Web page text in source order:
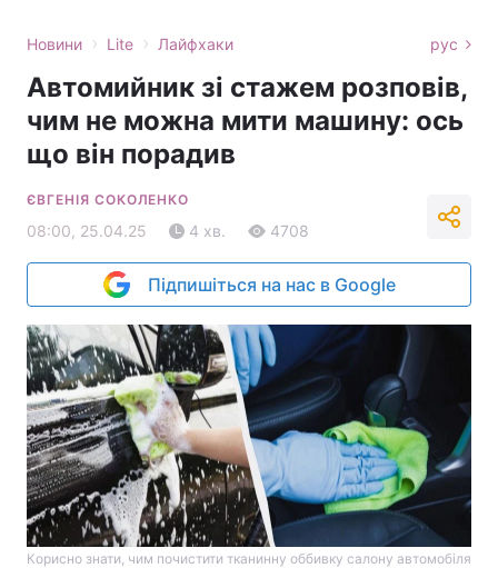
Новини › Lite › Лайфхаки рус
Автомийник зі стажем розповів,
чим не можна мити машину: ось
що він порадив
ЄВГЕНІЯ СОКОЛЕНКО
08:00, 25.04.25 4 хв. 4708
Підпишіться на нас в Google
Корисно знати, чим почистити тканинну оббивку салону автомобіля